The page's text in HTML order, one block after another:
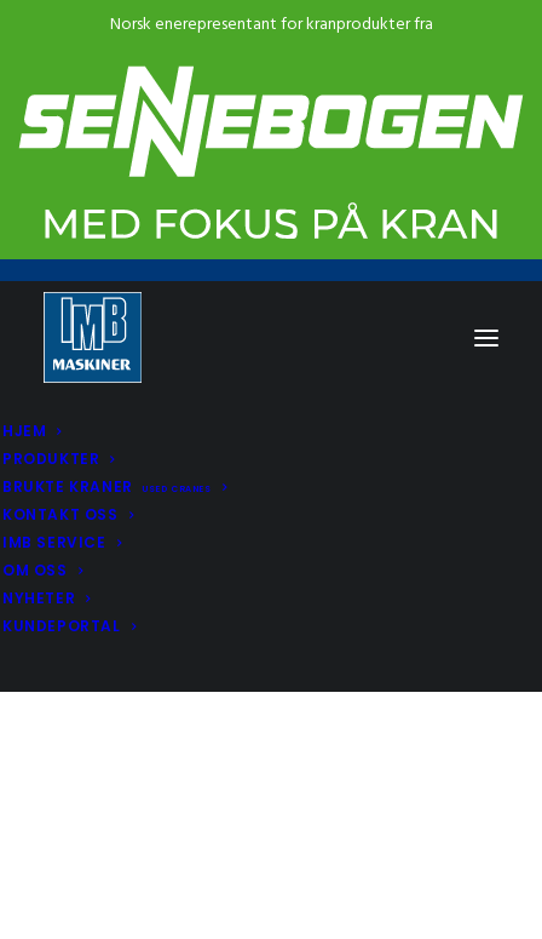
HJEM
PRODUKTER
BRUKTE KRANER
USED CRANES
KONTAKT OSS
IMB SERVICE
OM OSS
NYHETER
KUNDEPORTAL